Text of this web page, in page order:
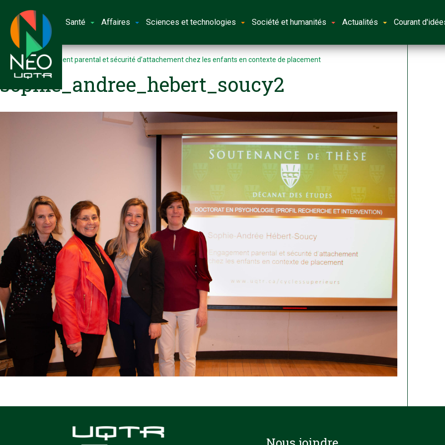
Santé Affaires Sciences et technologies Société et humanités Actualités Courant
Accueil Engagement parental et sécurité d’attachement chez les enfants en contexte de placement
sophie_andree_hebert_soucy2